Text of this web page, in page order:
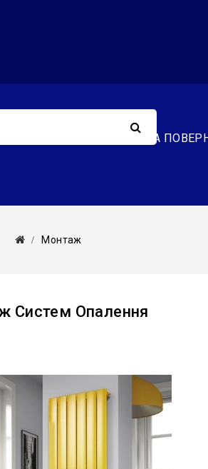
ОБМІН ТА
Монтаж
Систем Опалення